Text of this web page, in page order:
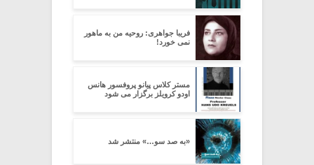
فریبا جواهری: روحیه من به ماهور
نمی خورد!
مستر کلاس پیانو پروفسور هانس
اودو کرویلز برگزار می شود
«به صد سو…» منتشر شد